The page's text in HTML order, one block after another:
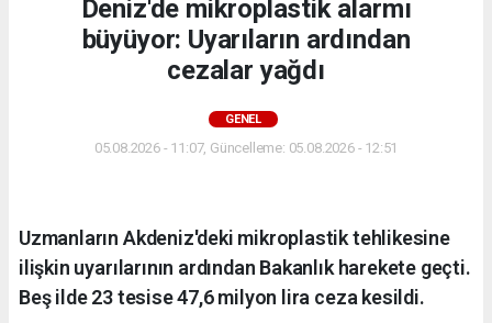
Deniz'de mikroplastik alarmı
büyüyor: Uyarıların ardından
cezalar yağdı
GENEL
05.08.2026 - 11:07, Güncelleme: 05.08.2026 - 12:51
Uzmanların Akdeniz'deki mikroplastik tehlikesine
ilişkin uyarılarının ardından Bakanlık harekete geçti.
Beş ilde 23 tesise 47,6 milyon lira ceza kesildi.